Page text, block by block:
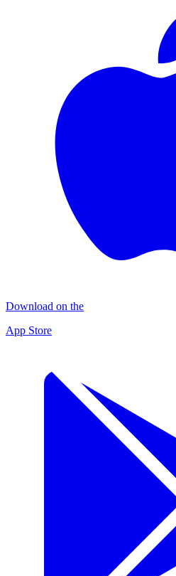
Download on the
App Store